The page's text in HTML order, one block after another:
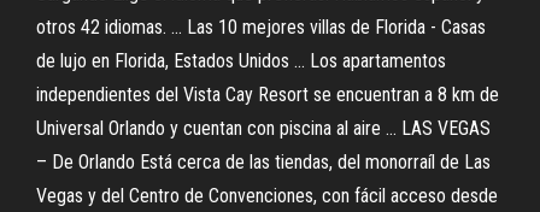
otros 42 idiomas. ... Las 10 mejores villas de Florida - Casas
de lujo en Florida, Estados Unidos ... Los apartamentos
independientes del Vista Cay Resort se encuentran a 8 km de
Universal Orlando y cuentan con piscina al aire ... LAS VEGAS
– De Orlando Está cerca de las tiendas, del monorraíl de Las
Vegas y del Centro de Convenciones, con fácil acceso desde